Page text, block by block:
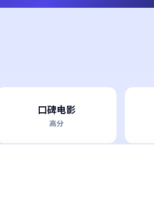
口碑电影
高分